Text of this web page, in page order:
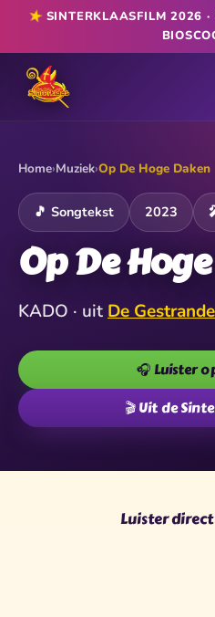
★SINTERKLAASFILM 2026
✦
★
✧
✦
★
✧✦
✶
★
Home›Muziek›Op De Hoge Daken
🎵 Songtekst 2023
Op De
KADO · uit De
🎧 Luister
🎬 Uit de
Luister